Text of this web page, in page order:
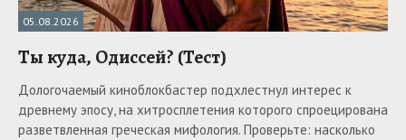
05.08.2026
Ты куда, Одиссей? (Тест)
Дологочаемый киноблокбастер подхлестнул интерес к
древнему эпосу, на хитросплетения которого спроецирована
разветвленная греческая мифология. Проверьте: насколько